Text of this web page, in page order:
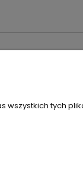
wszystkich tych